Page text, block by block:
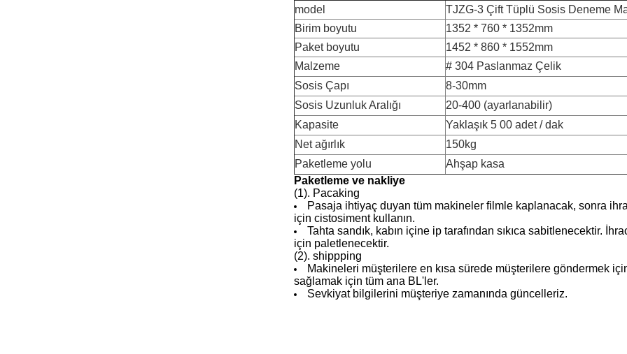
model
TJZG-3 Çift Tüplü Sosis Deneme
Birim boyutu
1352 * 760 * 1352mm
Paket boyutu
1452 * 860 * 1552mm
Malzeme
# 304 Paslanmaz Çelik
Sosis Çapı
8-30mm
Sosis Uzunluk Aralığı
20-400 (ayarlanabilir)
Kapasite
Yaklaşık 5 00 adet / dak
Net ağırlık
150kg
Paketleme yolu
Ahşap kasa
Paketleme ve nakliye
(1). Pacaking
Pasaja ihtiyaç duyan tüm makineler filmle kaplanacak, sonra
için cistosiment kullanın.
Tahta sandık, kabın içine ip tarafından sıkıca sabitlenecektir.
için paletlenecektir.
(2). shippping
Makineleri müşterilere en kısa sürede müşterilere göndermek
sağlamak için tüm ana BL'ler.
Sevkiyat bilgilerini müşteriye zamanında güncelleriz.